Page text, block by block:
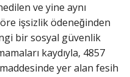
ve yine aynı
işsizlik ödeneğinden
bir sosyal güvenlik
kaydıyla, 4857
maddesinde yer alan fesih